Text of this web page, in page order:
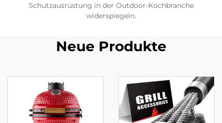
Schutzausrüstung in der Outdoor-Kochbranche
widerspiegeln.
Neue Produkte